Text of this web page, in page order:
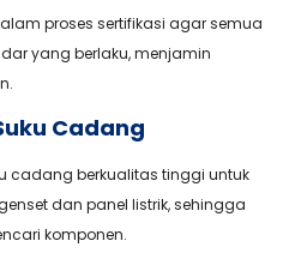
proses sertifikasi agar semua
yang berlaku, menjamin
Cadang
cadang berkualitas tinggi untuk
dan panel listrik, sehingga
komponen.